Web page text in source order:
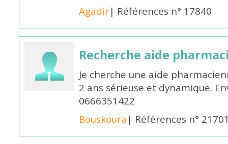
Agadir| Références n° 17840
Recherche aide
Je cherche une aide
2 ans sérieuse et dynamique.
0666351422
Bouskoura | Références n°